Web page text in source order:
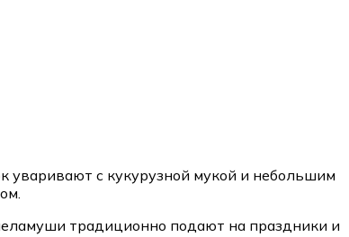
уваривают с кукурузной мукой и небольшим
традиционно подают на праздники и